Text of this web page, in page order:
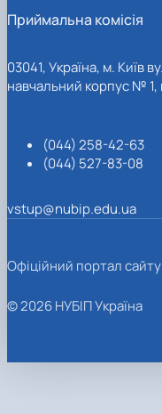
Приймальна комісія
03041, Україна, м. Київ
навчальний корпус № 1,
(044) 258-42-63
(044) 527-83-08
vstup@nubip.edu.ua
Офіційний портал сайту
© 2026 НУБІП Україна